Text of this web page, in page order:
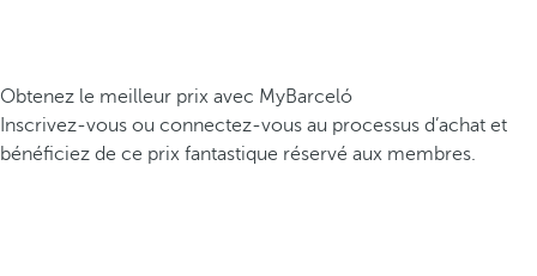
Obtenez le meilleur prix avec MyBarceló
Inscrivez-vous ou connectez-vous au processus d’achat et
bénéficiez de ce prix fantastique réservé aux membres.